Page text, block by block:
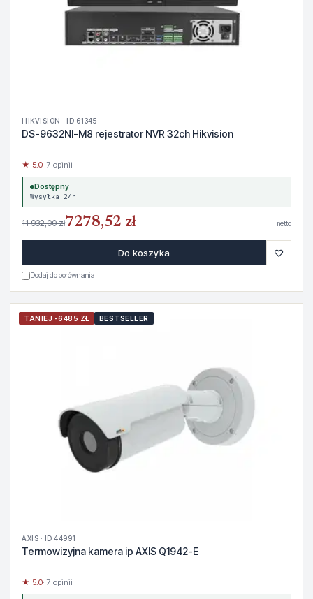
HIKVISION · ID 61345
DS-9632NI-M8 rejestrator NVR 32ch Hikvision
★ 5.0· 7 opinii
Dostępny
Wysyłka 24h
11 932,00 zł7278,52 zł netto
Do koszyka ♡
Dodaj do porównania
TANIEJ -6485 ZŁ BESTSELLER
AXIS · ID 44991
Termowizyjna kamera ip AXIS Q1942-E
★ 5.0· 7 opinii